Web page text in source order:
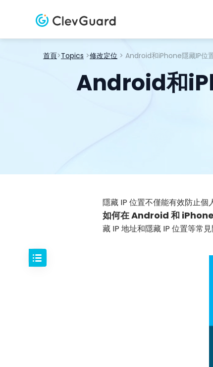
首頁>Topics >修改定位 > Android和iPhone隱藏IP位
Android和
隱藏 IP 位置不僅能有效防止
如何在 Android 和
藏 IP 地址和隱藏 IP 位置等常